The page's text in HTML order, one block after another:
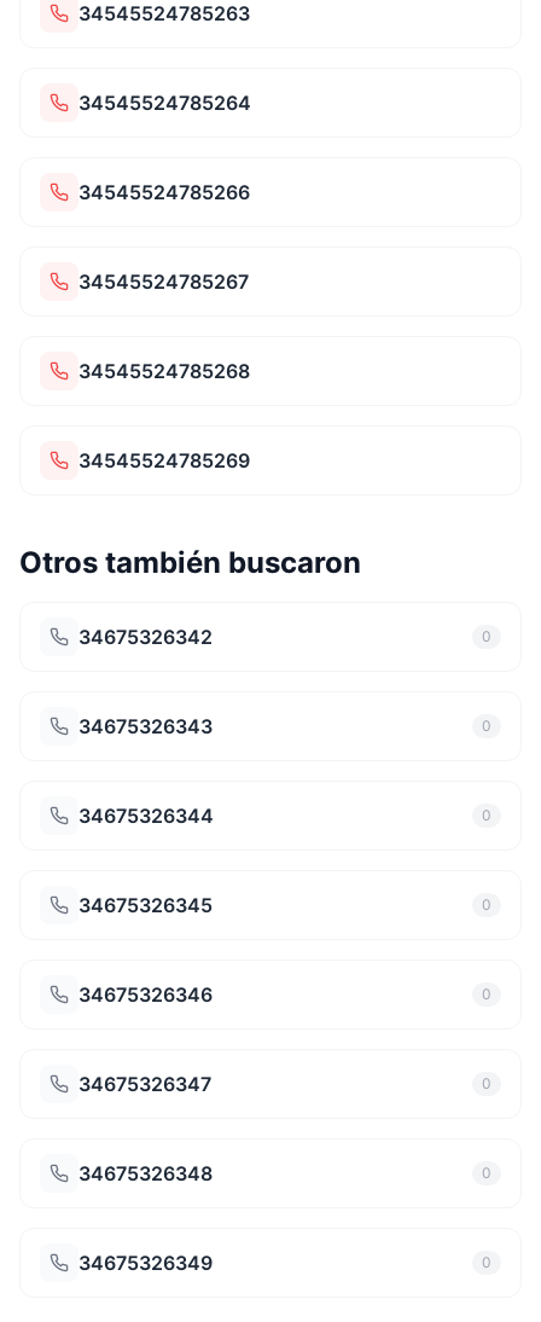
34545524785263
34545524785264
34545524785266
34545524785267
34545524785268
34545524785269
Otros también buscaron
34675326342 0
34675326343 0
34675326344 0
34675326345 0
34675326346 0
34675326347 0
34675326348 0
34675326349 0